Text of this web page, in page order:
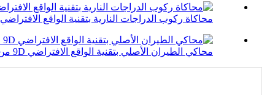
محاكاة ركوب الدراجات النارية بتقنية الواقع الافتراضي
محاكي الطيران الأصلي بتقنية الواقع الافتراضي 9D من VART